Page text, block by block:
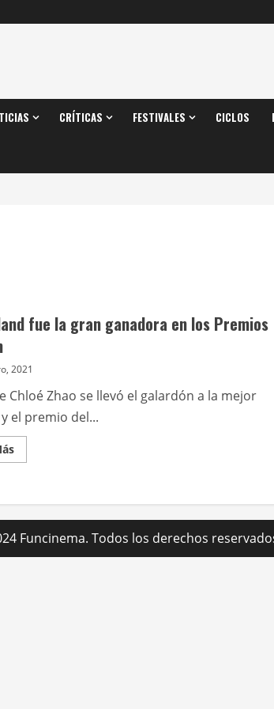
CRÍTICAS FESTIVALES CICLOS
fue la gran ganadora en los Premios
2021
Chloé Zhao se llevó el galardón a la mejor
el premio del...
Leer
más
fue
ganadora
en
los
Funcinema. Todos los derechos